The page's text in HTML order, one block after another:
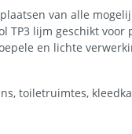
van alle
TP3 lijm geschikt
en lichte
toiletruimtes,